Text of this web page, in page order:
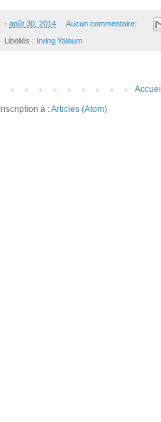
- août 30, 2014 Aucun commentaire:
Libellés : Irving Yaloum
Accueil
Inscription à :Articles (Atom)